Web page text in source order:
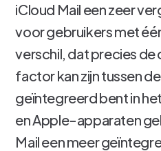
iCloud Mail een zeer
voor gebruikers met
verschil, dat precies
factor kan zijn tussen
geïntegreerd bent in
en Apple-apparaten
Mail een meer